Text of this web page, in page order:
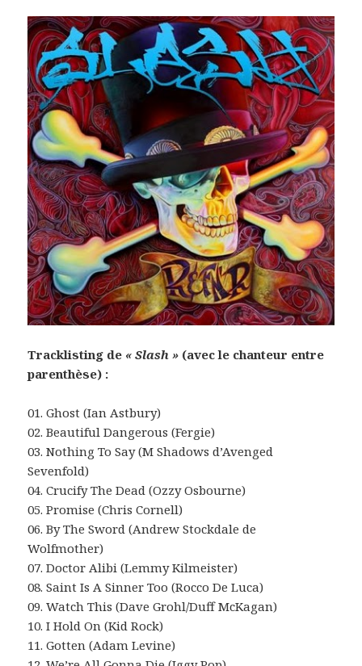
Tracklisting de « Slash » (avec le chanteur entre
parenthèse) :
01. Ghost (Ian Astbury)
02. Beautiful Dangerous (Fergie)
03. Nothing To Say (M Shadows d’Avenged
Sevenfold)
04. Crucify The Dead (Ozzy Osbourne)
05. Promise (Chris Cornell)
06. By The Sword (Andrew Stockdale de
Wolfmother)
07. Doctor Alibi (Lemmy Kilmeister)
08. Saint Is A Sinner Too (Rocco De Luca)
09. Watch This (Dave Grohl/Duff McKagan)
10. I Hold On (Kid Rock)
11. Gotten (Adam Levine)